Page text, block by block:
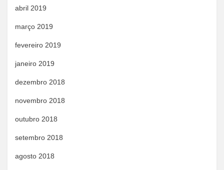
abril 2019
março 2019
fevereiro 2019
janeiro 2019
dezembro 2018
novembro 2018
outubro 2018
setembro 2018
agosto 2018